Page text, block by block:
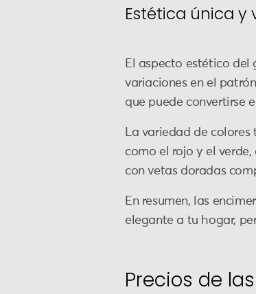
Estética única y
El aspecto estético del
variaciones en el
que puede convertirse
La variedad de
como el rojo y el
con vetas doradas
En resumen, las
elegante a tu hogar,
Precios de